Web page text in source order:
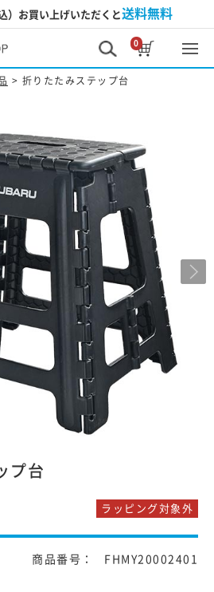
込）お買い上げいただくと送料無料
0
> 折りたたみステップ台
プ台
ラッピング対象外
商品番号： FHMY20002401